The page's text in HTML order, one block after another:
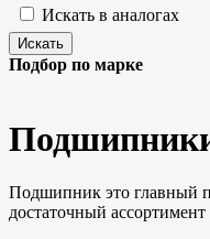
Искать в аналогах
Подбор по марке
Подшипник это главный
достаточный